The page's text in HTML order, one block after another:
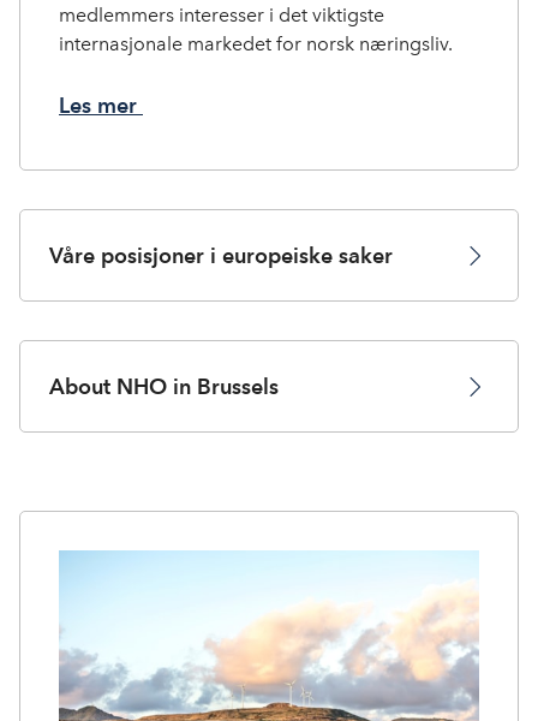
medlemmers interesser i det viktigste
internasjonale markedet for norsk næringsliv.
Les mer
Våre posisjoner i europeiske saker
About NHO in Brussels